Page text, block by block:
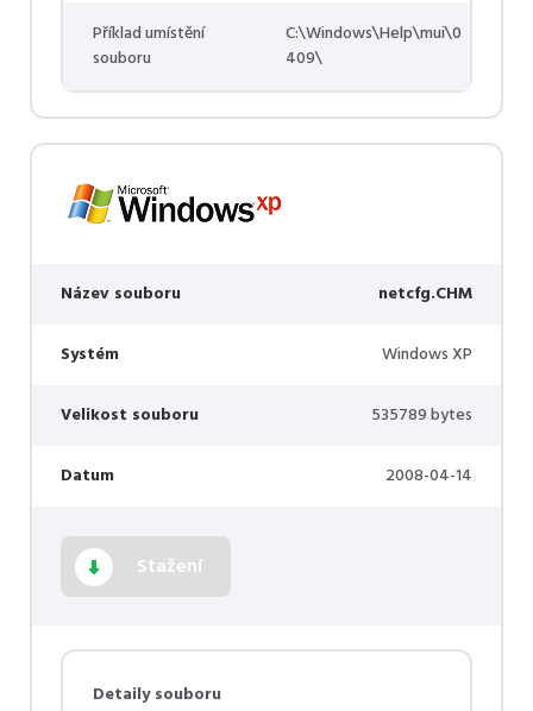
Příklad umístění
souboru
C:\Windows\Help\mui\0
409\
Název souboru netcfg.CHM
Systém Windows XP
Velikost souboru 535789 bytes
Datum 2008-04-14
Stažení
Detaily souboru